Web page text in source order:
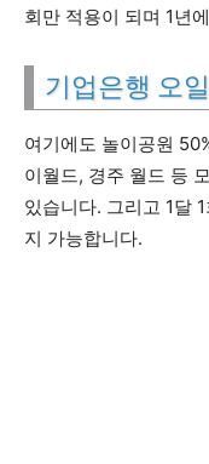
회만 적용이 되며 1년
기업은행 오
여기에도 놀이공원
이월드, 경주 월드 등
있습니다. 그리고 1달
지 가능합니다.